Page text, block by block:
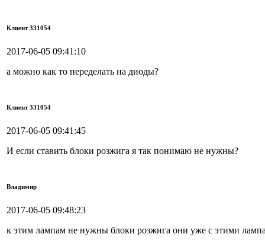
Клиент 331054
2017-06-05 09:41:10
а можно как то переделать на диоды?
Клиент 331054
2017-06-05 09:41:45
И если ставить блоки розжига я так понимаю не нужны?
Владимир
2017-06-05 09:48:23
к этим лампам не нужны блоки розжига они уже с этими